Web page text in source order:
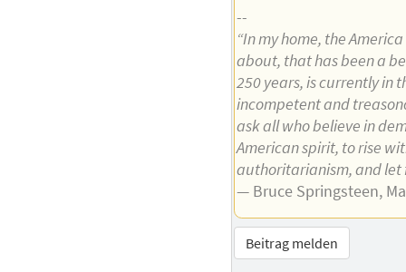
--
“In my home, the
about, that has been a
250 years, is currently in
incompetent and
ask all who believe in
American spirit, to rise
authoritarianism, and let
— Bruce Springsteen,
Beitrag melden